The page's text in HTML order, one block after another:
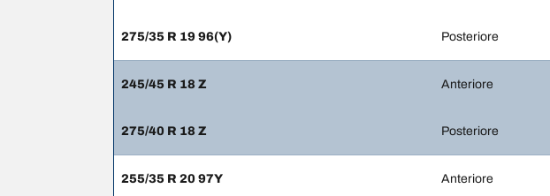
275/35 R 19 96(Y) Posteriore
245/45 R 18 Z Anteriore
275/40 R 18 Z Posteriore
255/35 R 20 97Y Anteriore